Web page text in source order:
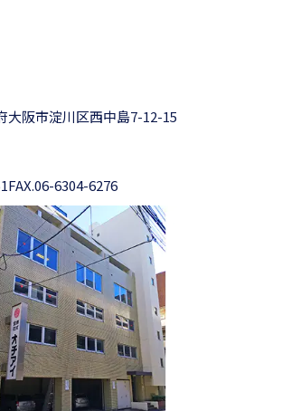
大阪市淀川区西中島7-12-15
FAX.06-6304-6276